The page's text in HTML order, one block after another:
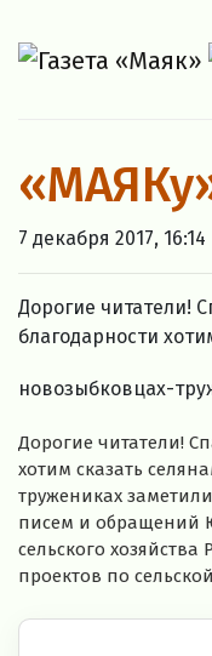
7 декабря 2017, 16:14 |
Дорогие читатели!
благодарности
новозыбковцах-
Дорогие читатели!
хотим сказать
тружениках
писем и обращений
сельского
проектов по